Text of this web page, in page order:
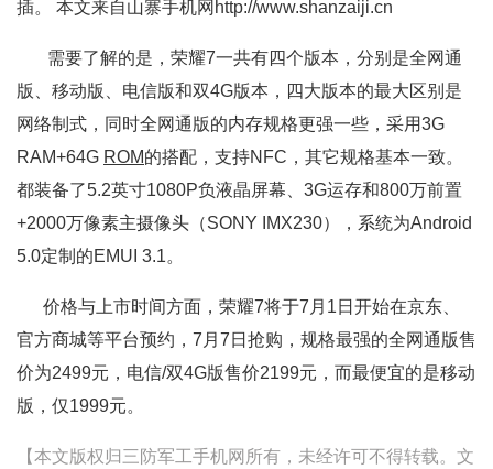
插。 本文来自山寨手机网http://www.shanzaiji.cn
需要了解的是，荣耀7一共有四个版本，分别是全网通
版、移动版、电信版和双4G版本，四大版本的最大区别是
网络制式，同时全网通版的内存规格更强一些，采用3G
RAM+64G ROM的搭配，支持NFC，其它规格基本一致。
都装备了5.2英寸1080P负液晶屏幕、3G运存和800万前置
+2000万像素主摄像头（SONY IMX230），系统为Android
5.0定制的EMUI 3.1。
价格与上市时间方面，荣耀7将于7月1日开始在京东、
官方商城等平台预约，7月7日抢购，规格最强的全网通版售
价为2499元，电信/双4G版售价2199元，而最便宜的是移动
版，仅1999元。
【本文版权归三防军工手机网所有，未经许可不得转载。文